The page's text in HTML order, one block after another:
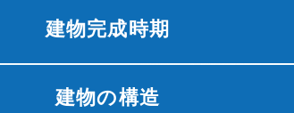
建物完成時期
建物の構造